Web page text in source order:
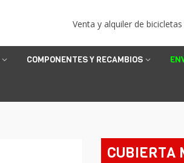
Venta y alquiler de
COMPONENTES Y RECAMBIOS
CUBIERTA